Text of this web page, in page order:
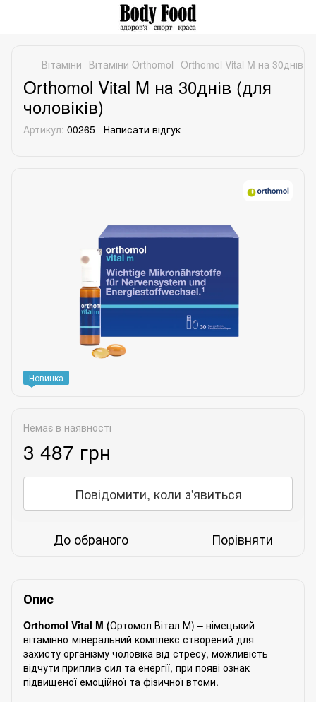
Вітаміни Вітаміни Orthomol Orthomol Vital M на 30днів
Orthomol Vital M на 30днів (для
чоловіків)
Артикул: 00265 Написати відгук
Новинка
Немає в наявності
3 487 грн
Повідомити, коли з'явиться
До обраного Порівняти
Опис
Orthomol Vital M (Ортомол Вітал М) – німецький
вітамінно-мінеральний комплекс створений для
захисту організму чоловіка від стресу, можливість
відчути приплив сил та енергії, при появі ознак
підвищеної емоційної та фізичної втоми.